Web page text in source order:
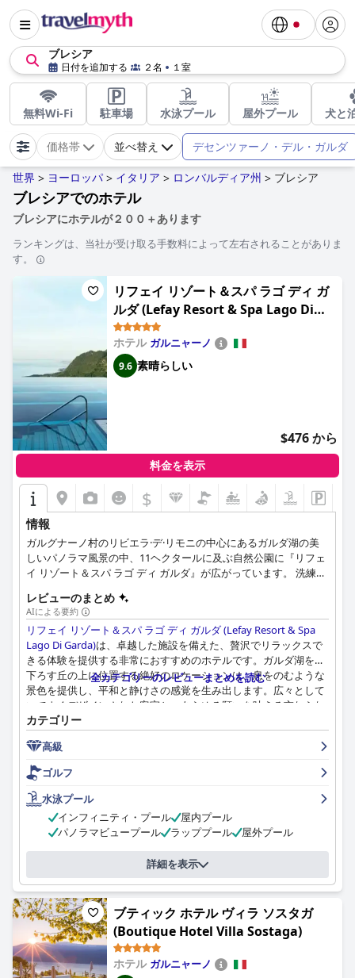
ブレシア
日付を追加する ２名 １室
無料Wi-Fi 駐車場 水泳プール 屋外プール 犬と
価格帯 並べ替え デセンツァーノ・デル・ガルダ
世界 > ヨーロッパ > イタリア > ロンバルディア州 > ブレシア
ブレシアでのホテル
ブレシアにホテルが２００＋あります
ランキングは、当社が受け取る手数料によって左右されることがありま
す。
リフェイ リゾート＆スパ ラゴ ディ ガ
ルダ (Lefay Resort & Spa Lago Di
Garda)
ホテル ガルニャーノ
9.6 素晴らしい
$476 から
料金を表示
$
情報
ガルグナーノ村のリビエラ·デ·リモニの中心にあるガルダ湖の美
しいパノラマ風景の中、11ヘクタールに及ぶ自然公園に『リフェ
イ リゾート＆スパ ラゴ ディ ガルダ』が広がっています。 洗練さ
色、若返りのスパ、そしてお客様一人一人の宿泊を可能な限り楽
しくする最高品質のサービスを備えた無限のプールも自慢です。
レビューのまとめ
AIによる要約
リフェイ リゾート＆スパ ラゴ ディ ガルダ (Lefay Resort & Spa
Lago Di Garda)は、卓越した施設を備えた、贅沢でリラックスで
きる体験を提供する非常におすすめのホテルです。ガルダ湖を見
下ろす丘の上に位置する絶好のロケーションは、息をのむような
景色を提供し、平和と静けさの感覚を生み出します。広々として
いてよくデザインされた客室と、あらゆる願いを叶える忘れられ
ない朝食がゲストから絶賛されています。ダイニングの選択肢も
素晴らしく、料理とワインの品質に重点が置かれています。ホテ
ルの卓越したスパ施設とプールエリアは非常におすすめで、ゲス
トに若返りと贅沢な体験を提供します。スタッフは丁寧でプロフ
ェッショナルで、常に手助けをしてくれ、一流のサービスを提供
しています。ホテルは高価格ですが、比類のないレベルの豪華さ
と品質が提供されるため、その費用に見合う価値があります。全
体として、 リフェイ リゾート＆スパ ラゴ ディ ガルダ (Lefay
Resort & Spa Lago Di Garda) は、贅沢で忘れられない休暇のすべ
ての期待に応える、卓越した素晴らしい5つ星リゾートです。
全カテゴリーのレビューまとめを読む
カテゴリー
高級
ゴルフ
水泳プール
インフィニティ・プール
屋内プール
パノラマビュープール
ラッププール 屋外プール
詳細を表示
ブティック ホテル ヴィラ ソスタガ
(Boutique Hotel Villa Sostaga)
ホテル ガルニャーノ